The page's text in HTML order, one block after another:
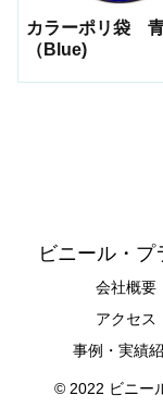
カラーポリ袋
（Blue)
ビニール・
会社概要
アクセス
事例・実績
© 2022 ビニー